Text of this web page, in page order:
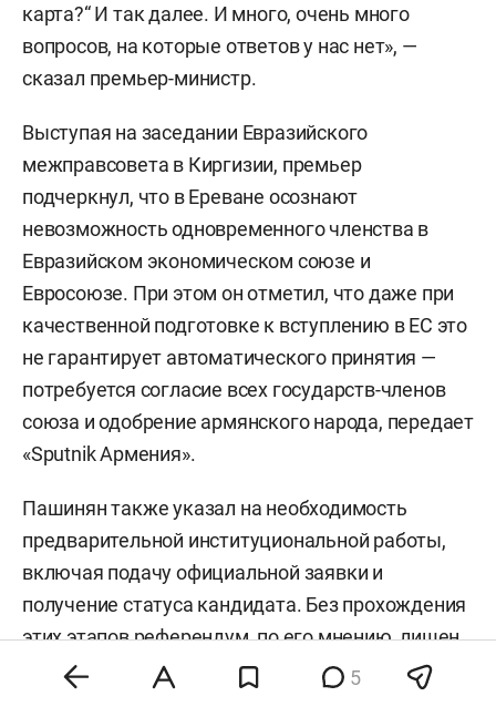
карта?“ И так далее. И много, очень много
вопросов, на которые ответов у нас нет», —
сказал премьер-министр.
Выступая на заседании Евразийского
межправсовета в Киргизии, премьер
подчеркнул, что в Ереване осознают
невозможность одновременного членства в
Евразийском экономическом союзе и
Евросоюзе. При этом он отметил, что даже при
качественной подготовке к вступлению в ЕС это
не гарантирует автоматического принятия —
потребуется согласие всех государств-членов
союза и одобрение армянского народа, передает
«Sputnik Армения».
Пашинян также указал на необходимость
предварительной институциональной работы,
включая подачу официальной заявки и
получение статуса кандидата. Без прохождения
этих этапов референдум, по его мнению, лишен
содержательного смысла.
5